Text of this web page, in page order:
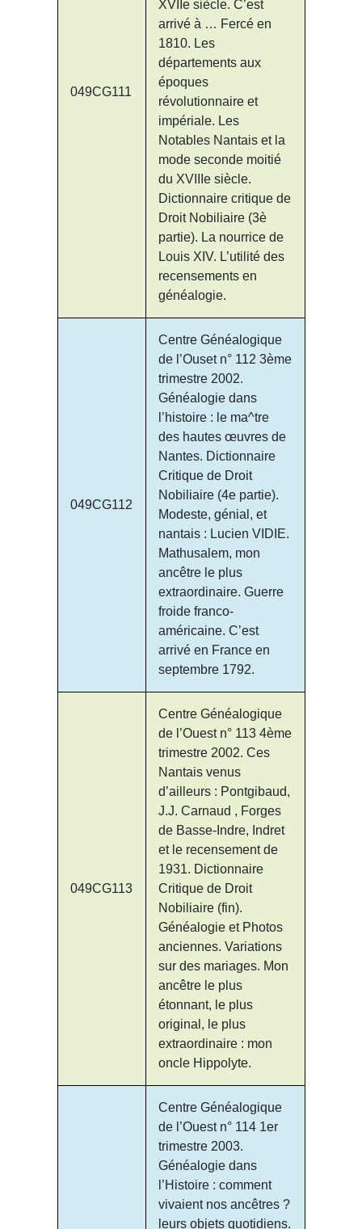
049CG111
XVIIe siècle. C’est
arrivé à … Fercé en
1810. Les
départements aux
époques
révolutionnaire et
impériale. Les
Notables Nantais et la
mode seconde moitié
du XVIIIe siècle.
Dictionnaire critique de
Droit Nobiliaire (3è
partie). La nourrice de
Louis XIV. L’utilité des
recensements en
généalogie.
049CG112
Centre Généalogique
de l’Ouset n° 112 3ème
trimestre 2002.
Généalogie dans
l’histoire : le ma^tre
des hautes œuvres de
Nantes. Dictionnaire
Critique de Droit
Nobiliaire (4e partie).
Modeste, génial, et
nantais : Lucien VIDIE.
Mathusalem, mon
ancêtre le plus
extraordinaire. Guerre
froide franco-
américaine. C’est
arrivé en France en
septembre 1792.
049CG113
Centre Généalogique
de l’Ouest n° 113 4ème
trimestre 2002. Ces
Nantais venus
d’ailleurs : Pontgibaud,
J.J. Carnaud , Forges
de Basse-Indre, Indret
et le recensement de
1931. Dictionnaire
Critique de Droit
Nobiliaire (fin).
Généalogie et Photos
anciennes. Variations
sur des mariages. Mon
ancêtre le plus
étonnant, le plus
original, le plus
extraordinaire : mon
oncle Hippolyte.
Centre Généalogique
de l’Ouest n° 114 1er
trimestre 2003.
Généalogie dans
l’Histoire : comment
vivaient nos ancêtres ?
leurs objets quotidiens.